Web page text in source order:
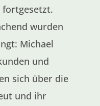
fortgesetzt.
wurden
Michael
und
sich über die
und ihr